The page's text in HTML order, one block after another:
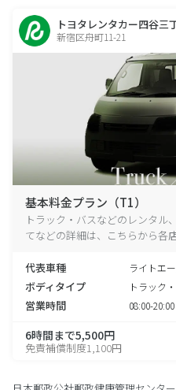
トヨタレンタカー四谷三
新宿区舟町11-21
基本料金プラン（T1）
トラック・バスなどのレンタル
てなどの詳細は、こちらから各
代表車種 ライトエ
ボディタイプ トラック
営業時間 08:00-20:00
6時間まで5,500円
免責補償制度1,100円